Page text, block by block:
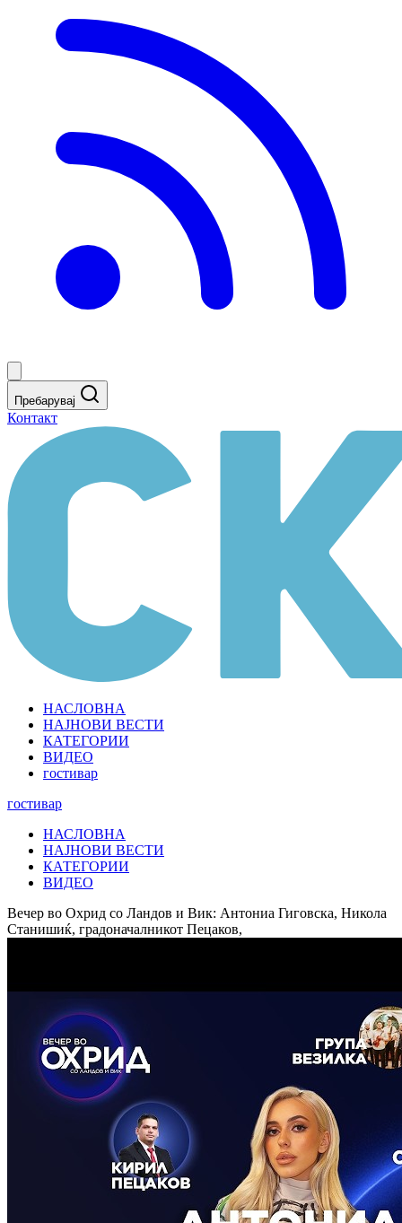
Пребарувај
Контакт
НАСЛОВНА
НАЈНОВИ ВЕСТИ
КАТЕГОРИИ
ВИДЕО
гостивар
гостивар
НАСЛОВНА
НАЈНОВИ ВЕСТИ
КАТЕГОРИИ
ВИДЕО
Вечер во Охрид со Ландов и Вик: Антониа Гиговска, Никола
Станишиќ, градоначалникот Пецаков,